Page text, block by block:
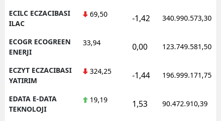
ECILC ECZACIBASI
ILAC
69,50 -1,42 340.990.573,30
ECOGR ECOGREEN
ENERJI
33,94 0,00 123.749.581,50
ECZYT ECZACIBASI
YATIRIM
324,25 -1,44 196.999.171,75
EDATA E-DATA
TEKNOLOJI
19,19 1,53 90.472.910,39